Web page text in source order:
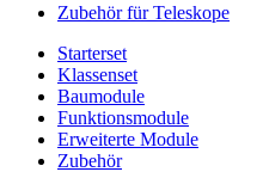
Zubehör für Teleskope
Starterset
Klassenset
Baumodule
Funktionsmodule
Erweiterte Module
Zubehör